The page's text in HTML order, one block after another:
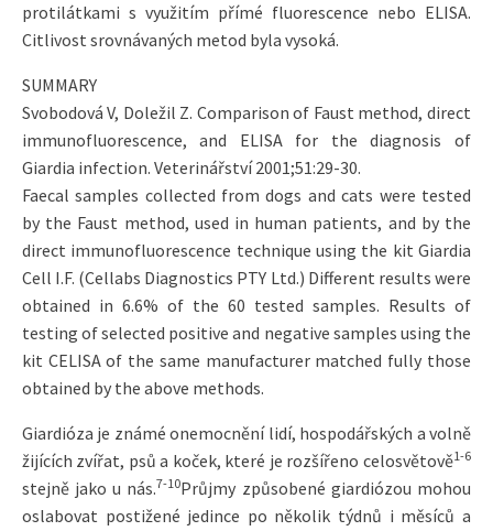
protilátkami s využitím přímé fluorescence nebo ELISA.
Citlivost srovnávaných metod byla vysoká.
SUMMARY
Svobodová V, Doležil Z. Comparison of Faust method, direct
immunofluorescence, and ELISA for the diagnosis of
Giardia infection. Veterinářství 2001;51:29-30.
Faecal samples collected from dogs and cats were tested
by the Faust method, used in human patients, and by the
direct immunofluorescence technique using the kit Giardia
Cell I.F. (Cellabs Diagnostics PTY Ltd.) Different results were
obtained in 6.6% of the 60 tested samples. Results of
testing of selected positive and negative samples using the
kit CELISA of the same manufacturer matched fully those
obtained by the above methods.
Giardióza je známé onemocnění lidí, hospodářských a volně
žijících zvířat, psů a koček, které je rozšířeno celosvětově1-6
stejně jako u nás.7-10Průjmy způsobené giardiózou mohou
oslabovat postižené jedince po několik týdnů i měsíců a